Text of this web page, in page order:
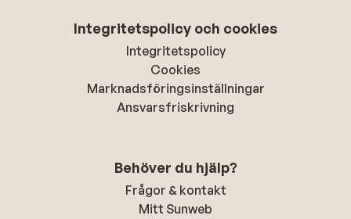
Integritetspolicy och cookies
Integritetspolicy
Cookies
Marknadsföringsinställningar
Ansvarsfriskrivning
Behöver du hjälp?
Frågor & kontakt
Mitt Sunweb